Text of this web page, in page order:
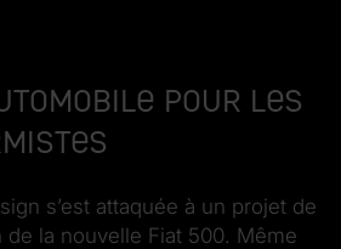
pour les
s’est attaquée à un projet de
la nouvelle Fiat 500. Même